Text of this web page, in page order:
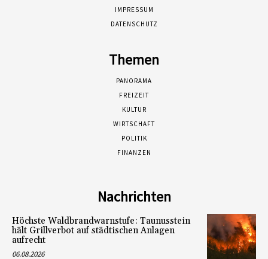
IMPRESSUM
DATENSCHUTZ
Themen
PANORAMA
FREIZEIT
KULTUR
WIRTSCHAFT
POLITIK
FINANZEN
Nachrichten
Höchste Waldbrandwarnstufe: Taunusstein
hält Grillverbot auf städtischen Anlagen
aufrecht
06.08.2026